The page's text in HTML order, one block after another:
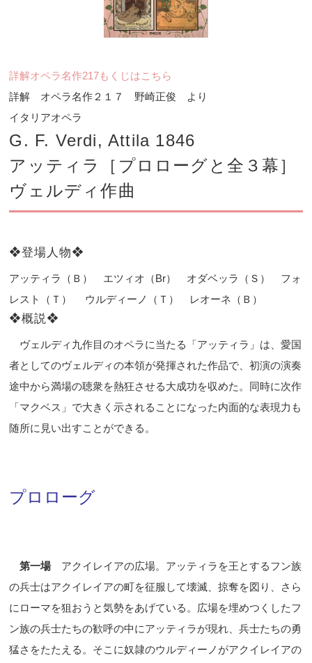
詳解オペラ名作217もくじはこちら
詳解 オペラ名作２１７ 野崎正俊 より
イタリアオペラ
G. F. Verdi, Attila 1846
アッティラ［プロローグと全３幕］
ヴェルディ作曲
❖登場人物❖
アッティラ（Ｂ） エツィオ（Br） オダベッラ（Ｓ） フォ
レスト（Ｔ） ウルディーノ（Ｔ） レオーネ（Ｂ）
❖概説❖
ヴェルディ九作目のオペラに当たる「アッティラ」は、愛国
者としてのヴェルディの本領が発揮された作品で、初演の演奏
途中から満場の聴衆を熱狂させる大成功を収めた。同時に次作
「マクベス」で大きく示されることになった内面的な表現力も
随所に見い出すことができる。
プロローグ
第一場アクイレイアの広場。アッティラを王とするフン族
の兵士はアクイレイアの町を征服して壊滅、掠奪を図り、さら
にローマを狙おうと気勢をあげている。広場を埋めつくしたフ
ン族の兵士たちの歓呼の中にアッティラが現れ、兵士たちの勇
猛さをたたえる。そこに奴隷のウルディーノがアクイレイアの